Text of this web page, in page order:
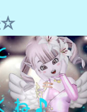
☆